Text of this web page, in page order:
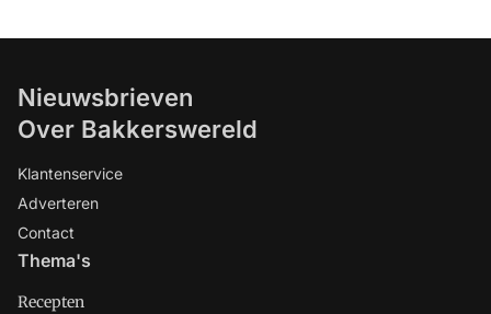
Nieuwsbrieven
Over Bakkerswereld
Klantenservice
Adverteren
Contact
Thema's
Recepten